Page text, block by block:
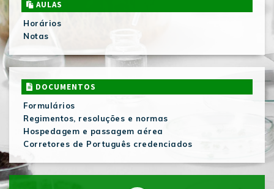
AULAS
Horários
Notas
DOCUMENTOS
Formulários
Regimentos, resoluções e normas
Hospedagem e passagem aérea
Corretores de Português credenciados